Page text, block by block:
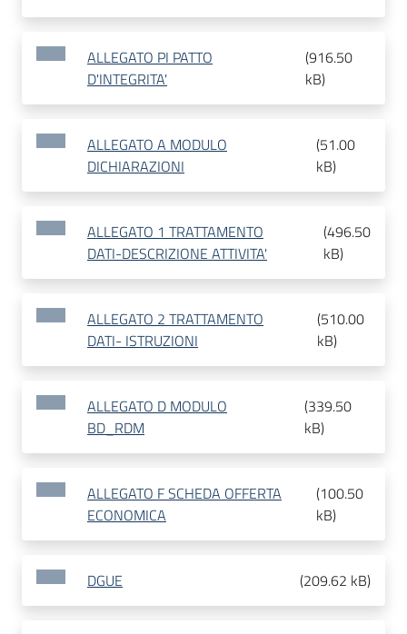
ALLEGATO PI PATTO
D'INTEGRITA'
(916.50
kB)
ALLEGATO A MODULO
DICHIARAZIONI
(51.00
kB)
ALLEGATO 1 TRATTAMENTO
DATI-DESCRIZIONE ATTIVITA'
(496.50
kB)
ALLEGATO 2 TRATTAMENTO
DATI- ISTRUZIONI
(510.00
kB)
ALLEGATO D MODULO
BD_RDM
(339.50
kB)
ALLEGATO F SCHEDA OFFERTA
ECONOMICA
(100.50
kB)
DGUE (209.62 kB)